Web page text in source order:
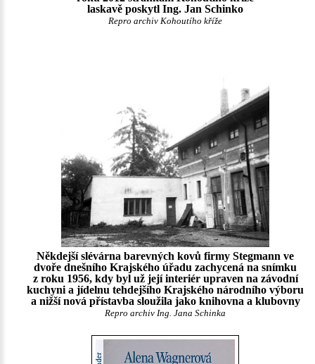
laskavě poskytl Ing. Jan Schinko
Repro archiv Kohoutího kříže
Někdejší slévárna barevných kovů firmy Stegmann ve
dvoře dnešního Krajského úřadu zachycená na snímku
z roku 1956, kdy byl už její interiér upraven na závodní
kuchyni a jídelnu tehdejšího Krajského národního výboru
a nižší nová přístavba sloužila jako knihovna a klubovny
Repro archiv Ing. Jana Schinka